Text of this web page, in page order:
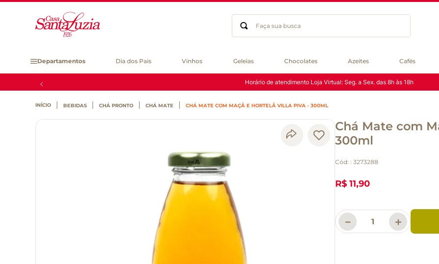
Faça sua busca
Departamentos Dia dos Pais Vinhos Geleias Chocolates Azeites Cafés
Horário de atendimento Loja Virtual: Seg. a Sex. das 8h às 18h
BEBIDAS CHÁ PRONTO CHÁ MATE CHÁ MATE COM MAÇÃ E HORTELÃ VILLA PIVA - 300ML
Chá Mate com
300ml
Cód: : 3273288
R$ 11,90
＋
－
gluten
chá